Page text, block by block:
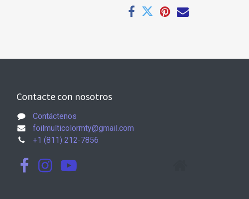
Contacte con nosotros
Contáctenos
foilmulticolormty@gmail.com
+1 (811) 212-7856